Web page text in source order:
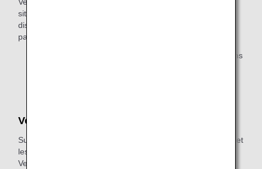
Veuillez noter que pour des raisons de sécurité, les sièges
situés au niveau des sorties de secours ne sont pas
disponibles pour les passagers nécessitant une assistance
particulière.
* Le siège qui vous a été attribué peut être changé sans
Vols en partage de code
Sur les vols en partage de code, ce sont la réglementation et
les services du transporteur opérant le vol qui s'appliquent.
Veuillez contacter chaque compagnie pour plus de détails.